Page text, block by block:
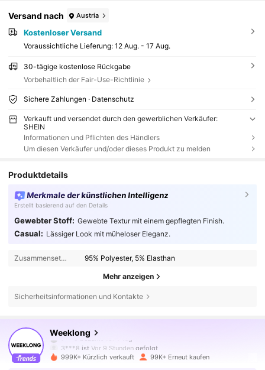
Versand nach Austria
Kostenloser Versand
Voraussichtliche Lieferung: 12 Aug. - 17 Aug.
30-tägige kostenlose Rückgabe
Vorbehaltlich der Fair-Use-Richtlinie
Sichere Zahlungen · Datenschutz
Verkauft und versendet durch den gewerblichen Verkäufer:
SHEIN
Informationen und Pflichten des Händlers
Um diesen Verkäufer und/oder dieses Produkt zu melden
Produktdetails
Merkmale der künstlichen Intelligenz
Erstellt basierend auf den Details
Gewebter Stoff: Gewebte Textur mit einem gepflegten Finish.
Casual: Lässiger Look mit müheloser Eleganz.
Zusammensetzung: 95% Polyester, 5% Elasthan
Mehr anzeigen
Sicherheitsinformationen und Kontakte
Weeklong
3***8 ist Vor 9 Stunden gefolgt
999K+ Kürzlich verkauft 99K+ Erneut kaufen